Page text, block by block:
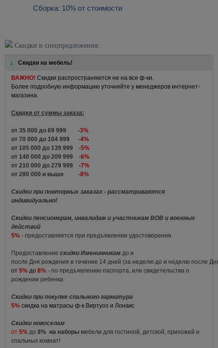
Сборка: 10% от стоимости
Скидки и спецпредложения:
Скидки на мебель!
ВАЖНО! Скидки распространяются не на все ф-ки.
Более подробную информацию уточняйте у менеджеров интернет-
магазина.
Скидки от суммы заказа:
от 35 000 до 69 999 -3%
от 70 000 до 104 999 -4%
от 105 000 до 139 999 -5%
от 140 000 до 209 999 -6%
от 210 000 до 279 999 -7%
от 280 000 и выше -8%
Скидки при повторных заказах - рассматриваются
индивидуально!
Скидки пенсионерам, инвалидам и участникам ВОВ и военных
действий
5% - предоставляется при предъявлении удостоверения.
Предоставление скидки Именинникам до и
после Дня рождения в течение 14 дней (за неделю до и неделю после
от 5% до 8% - по предъявлению паспорта, или свидетельства о
рождении ребенка
Скидки при покупке спального гарнитура
5% скидка на матрасы ф-к Виртуоз и Лонакс
Скидки новоселам
от 5% до 8% на наборы мебели для гостиной, детской, прихожей и
спальных комнат!